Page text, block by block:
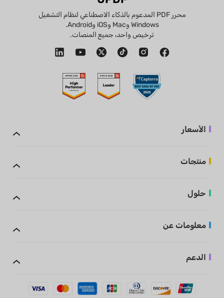
محرر PDF المدعوم بالذكاء الاصطناعي لنظام التشغيل
Windows وMac وiOS وAndroid.
ترخيص واحد، جميع المنصات.
الأسعار
منتجات
حلول
معلومات عن
الدعم